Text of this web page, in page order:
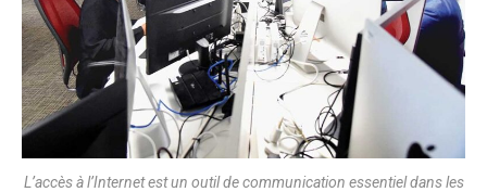
L’accès à l’Internet est un outil de communication essentiel dans les